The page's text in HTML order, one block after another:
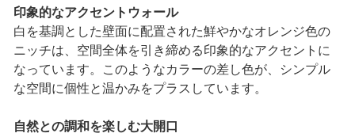
印象的なアクセントウォール
白を基調とした壁面に配置された鮮やかなオレンジ色の
ニッチは、空間全体を引き締める印象的なアクセントに
なっています。このようなカラーの差し色が、シンプル
な空間に個性と温かみをプラスしています。
自然との調和を楽しむ大開口